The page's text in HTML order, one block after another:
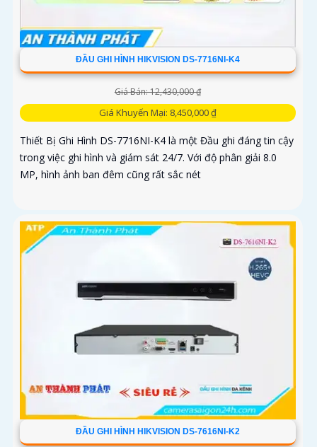
ĐẦU GHI HÌNH HIKVISION DS-7716NI-K4
Giá Bán: 12,430,000 ₫
Giá Khuyến Mại: 8,450,000 ₫
Thiết Bị Ghi Hình DS-7716NI-K4 là một Đầu ghi đáng tin cậy
trong việc ghi hình và giám sát 24/7. Với độ phân giải 8.0
MP, hình ảnh ban đêm cũng rất sắc nét
ĐẦU GHI HÌNH HIKVISION DS-7616NI-K2